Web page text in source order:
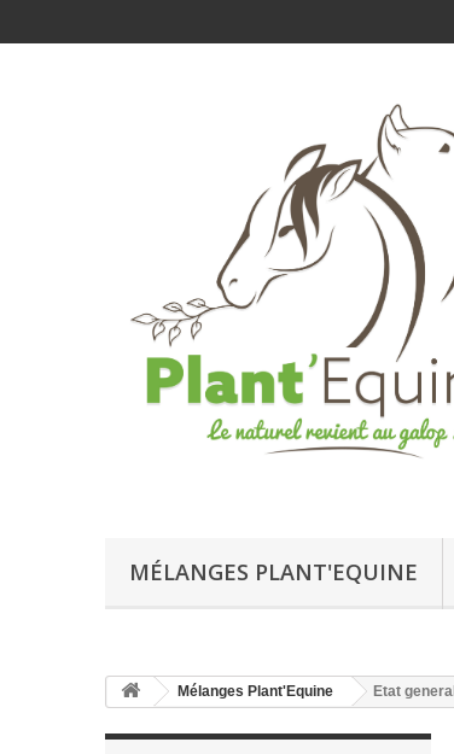
MÉLANGES PLANT'EQUINE
Mélanges Plant'Equine Etat general